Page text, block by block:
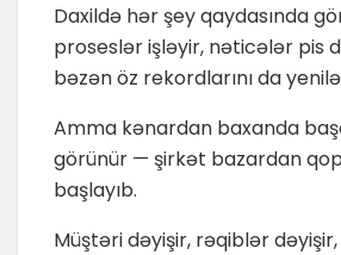
Daxildə hər şey qaydasında
proseslər işləyir, nəticələr pis
bəzən öz rekordlarını da
Amma kənardan baxanda
görünür — şirkət bazardan
başlayıb.
Müştəri dəyişir, rəqiblər